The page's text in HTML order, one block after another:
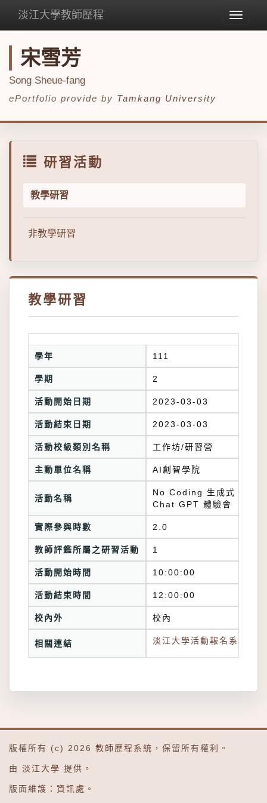
Toggle
淡江大學教師歷程
宋雪芳
Song Sheue-fang
ePortfolio provide by Tamkang University
研習活動
教學研習
非教學研習
教學研習
學年 111
學期 2
活動開始日期 2023-03-03
活動結束日期 2023-03-03
活動校級類別名稱 工作坊/研習營
主動單位名稱 AI創智學院
活動名稱
No Coding 生成式 AI
Chat GPT 體驗會
實際參與時數 2.0
教師評鑑所屬之研習活動 1
活動開始時間 10:00:00
活動結束時間 12:00:00
校內外 校內
相關連結 淡江大學活動報名系統連結
版權所有 (c) 2026 教師歷程系統 ，保留所有權利。
由 淡江大學 提供。
版面維護： 資訊處 。